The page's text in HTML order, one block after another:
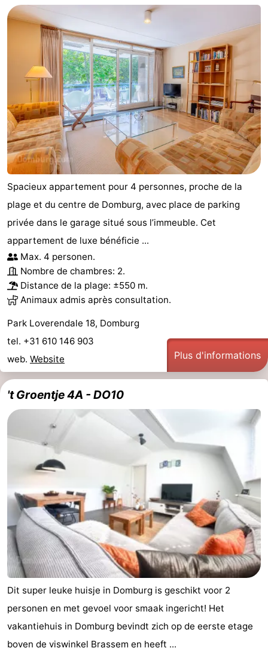
Spacieux appartement pour 4 personnes, proche de la
plage et du centre de Domburg, avec place de parking
privée dans le garage situé sous l’immeuble. Cet
appartement de luxe bénéficie ...
Max. 4 personen.
Nombre de chambres: 2.
Distance de la plage: ±550 m.
Animaux admis après consultation.
Park Loverendale 18, Domburg
tel. +31 610 146 903
web. Website Plus d'informations
't Groentje 4A - DO10
Dit super leuke huisje in Domburg is geschikt voor 2
personen en met gevoel voor smaak ingericht! Het
vakantiehuis in Domburg bevindt zich op de eerste etage
boven de viswinkel Brassem en heeft ...